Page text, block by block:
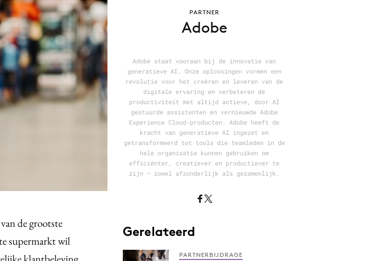
Purpose Marketing
Reputatie & crisis
de grootste
supermarkt wil
PARTNER
Adobe
Adobe staat vooraan bij de innovatie van
generatieve AI. Onze oplossingen vormen een
revolutie voor het creëren en leveren van de
digitale ervaring en verbeteren de
productiviteit met altijd actieve, door AI
gestuurde assistenten en vernieuwde Adobe
Experience Cloud-producten. Adobe heeft de
kracht van generatieve AI ingezet en
getransformeerd tot tools die teamleden in de
hele organisatie kunnen gebruiken om
efficiënter, creatiever en productiever te
zijn – zowel afzonderlijk als gezamenlijk.
Gerelateerd
PARTNERBIJDRAGE